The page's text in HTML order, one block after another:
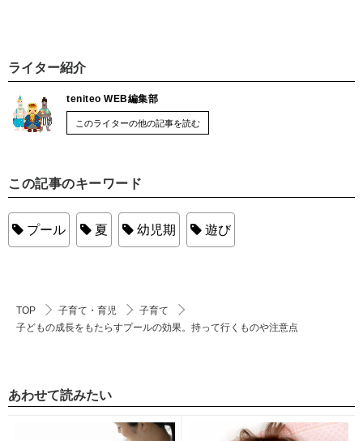
ライター紹介
teniteo WEB編集部
このライターの他の記事を読む
この記事のキーワード
プール 夏 幼児期 遊び
TOP 子育て・育児
子育て
子どもの成長をもたらすプールの効果。持って行くものや注意点
あわせて読みたい